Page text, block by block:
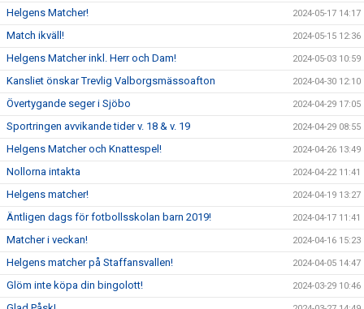
Helgens Matcher! 2024-05-17 14:17
Match ikväll! 2024-05-15 12:36
Helgens Matcher inkl. Herr och Dam! 2024-05-03 10:59
Kansliet önskar Trevlig Valborgsmässoafton 2024-04-30 12:10
Övertygande seger i Sjöbo 2024-04-29 17:05
Sportringen avvikande tider v. 18 & v. 19 2024-04-29 08:55
Helgens Matcher och Knattespel! 2024-04-26 13:49
Nollorna intakta 2024-04-22 11:41
Helgens matcher! 2024-04-19 13:27
Äntligen dags för fotbollsskolan barn 2019! 2024-04-17 11:41
Matcher i veckan! 2024-04-16 15:23
Helgens matcher på Staffansvallen! 2024-04-05 14:47
Glöm inte köpa din bingolott! 2024-03-29 10:46